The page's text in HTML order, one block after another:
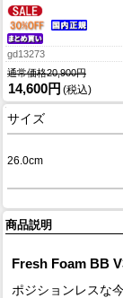
gd13273
通常価格20,900円
14,600円 (税込)
サイズ
26.0cm
商品説明
Fresh Foam BB
ポジションレスな